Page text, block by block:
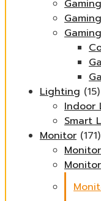
Lighting (15)
Indoor
Smart
Monitor (171)